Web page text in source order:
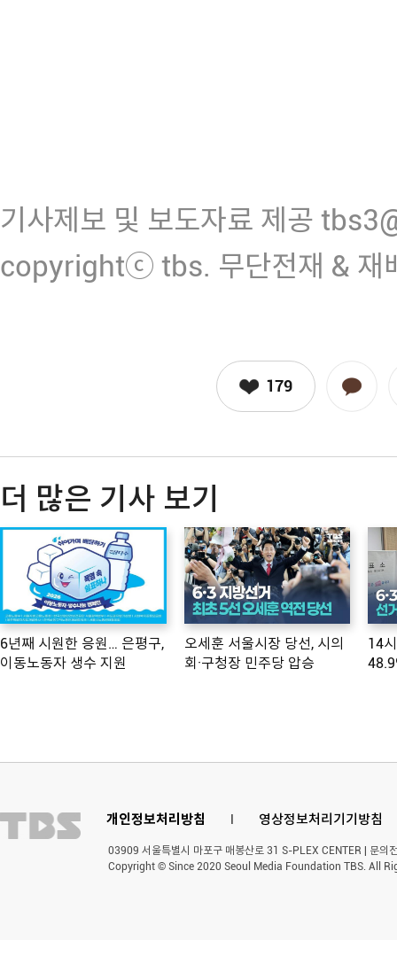
기사제보 및 보도자료 제공
copyrightⓒ tbs. 무단전재 & 재
179
더 많은 기사 보기
6년째 시원한 응원… 은평구,
이동노동자 생수 지원
오세훈 서울시장 당선, 시의
회·구청장 민주당 압승
14
개인정보처리방침 l 영상정보처리기기방침
03909 서울특별시 마포구 매봉산로 31 S-PLEX CENTER | 문
Copyright © Since 2020 Seoul Media Foundation TBS. All